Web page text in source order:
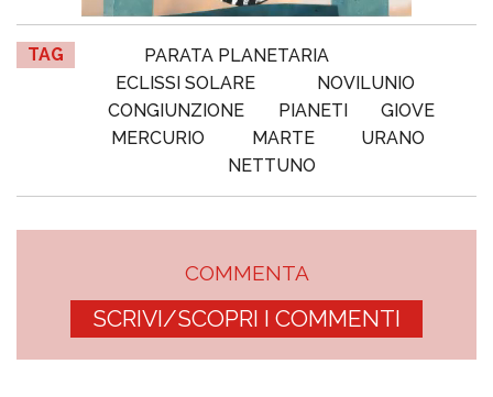
TAG
PARATA PLANETARIA
ECLISSI SOLARE
NOVILUNIO
CONGIUNZIONE
PIANETI
GIOVE
MERCURIO
MARTE
URANO
NETTUNO
COMMENTA
SCRIVI/SCOPRI I COMMENTI